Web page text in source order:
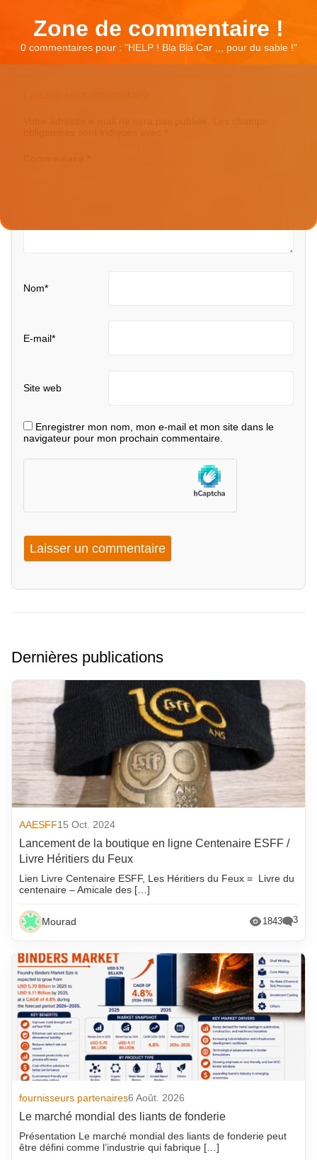
Zone de commentaire !
0 commentaires pour : "HELP ! Bla Bla Car ,,, pour du sable !"
Nom*
E-mail*
Site web
Enregistrer mon nom, mon e-mail et mon site dans le
navigateur pour mon prochain commentaire.
Dernières publications
AAESFF15 Oct. 2024
Lancement de la boutique en ligne Centenaire ESFF /
Livre Héritiers du Feux
Lien Livre Centenaire ESFF, Les Héritiers du Feux = Livre du
centenaire – Amicale des […]
Mourad 1843 3
fournisseurs partenaires6 Août. 2026
Le marché mondial des liants de fonderie
Présentation Le marché mondial des liants de fonderie peut
être défini comme l’industrie qui fabrique […]